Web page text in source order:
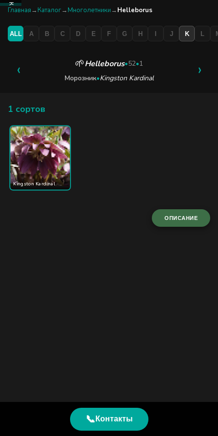
КАТАЛОГ
БУТИК
Главная→ Каталог→ Многолетники→ Helleborus
ALL A B C D E F G H I J K L
‹ 🌱Helleborus•52•1
Морозник•Kingston Kardinal ›
1 сортов
Kingston Kardinal
ОПИСАНИЕ
📞 Контакты